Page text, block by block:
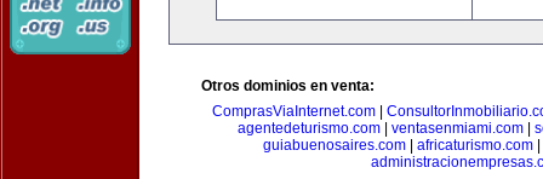
Otros dominios en venta:
ComprasViaInternet.com
agentedeturismo.com| ventasenmiami.com|
guiabuenosaires.com
africaturismo.com